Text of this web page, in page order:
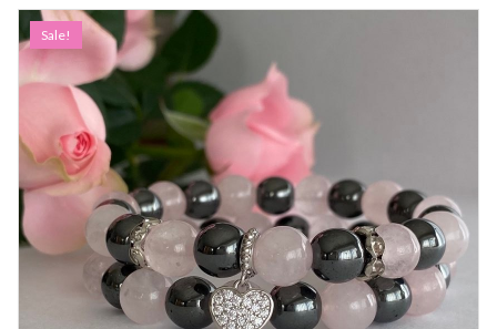
Sale!